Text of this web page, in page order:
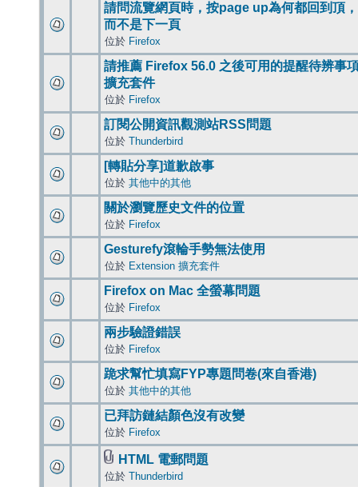
請問流覽網頁時，按page up為何都回到頂，
而不是下一頁
位於 Firefox
請推薦 Firefox 56.0 之後可用的提醒待辨事
擴充套件
位於 Firefox
訂閱公開資訊觀測站RSS問題
位於 Thunderbird
[轉貼分享]道歉啟事
位於 其他中的其他
關於瀏覽歷史文件的位置
位於 Firefox
Gesturefy滾輪手勢無法使用
位於 Extension 擴充套件
Firefox on Mac 全螢幕問題
位於 Firefox
兩步驗證錯誤
位於 Firefox
跪求幫忙填寫FYP專題問卷(來自香港)
位於 其他中的其他
已拜訪鏈結顏色沒有改變
位於 Firefox
HTML 電郵問題
位於 Thunderbird